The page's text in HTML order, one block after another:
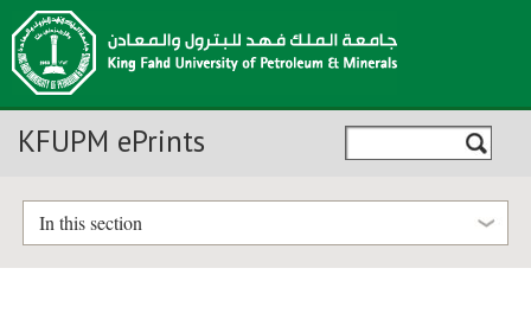
KFUPM ePrints
In this section